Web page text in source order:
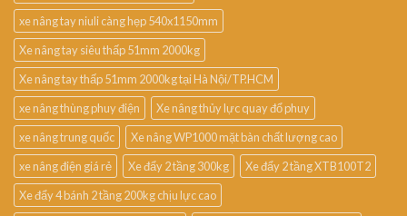
xe nâng tay niuli càng hẹp 540x1150mm
Xe nâng tay siêu thấp 51mm 2000kg
Xe nâng tay thấp 51mm 2000kg tại Hà Nội/TP.HCM
xe nâng thùng phuy điện
Xe nâng thủy lực quay đổ phuy
xe nâng trung quốc
Xe nâng WP1000 mặt bàn chất lượng cao
xe nâng điện giá rẻ
Xe đẩy 2 tầng 300kg
Xe đẩy 2 tầng XTB100T2
Xe đẩy 4 bánh 2 tầng 200kg chịu lực cao